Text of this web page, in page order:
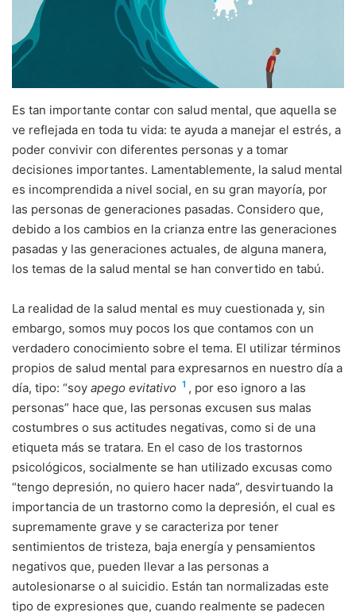
Es tan importante contar con salud mental, que aquella se
ve reflejada en toda tu vida: te ayuda a manejar el estrés, a
poder convivir con diferentes personas y a tomar
decisiones importantes. Lamentablemente, la salud mental
es incomprendida a nivel social, en su gran mayoría, por
las personas de generaciones pasadas. Considero que,
debido a los cambios en la crianza entre las generaciones
pasadas y las generaciones actuales, de alguna manera,
los temas de la salud mental se han convertido en tabú.
La realidad de la salud mental es muy cuestionada y, sin
embargo, somos muy pocos los que contamos con un
verdadero conocimiento sobre el tema. El utilizar términos
propios de salud mental para expresarnos en nuestro día a
día, tipo: “soy apego evitativo 1 , por eso ignoro a las
personas” hace que, las personas excusen sus malas
costumbres o sus actitudes negativas, como si de una
etiqueta más se tratara. En el caso de los trastornos
psicológicos, socialmente se han utilizado excusas como
“tengo depresión, no quiero hacer nada”, desvirtuando la
importancia de un trastorno como la depresión, el cual es
supremamente grave y se caracteriza por tener
sentimientos de tristeza, baja energía y pensamientos
negativos que, pueden llevar a las personas a
autolesionarse o al suicidio. Están tan normalizadas este
tipo de expresiones que, cuando realmente se padecen